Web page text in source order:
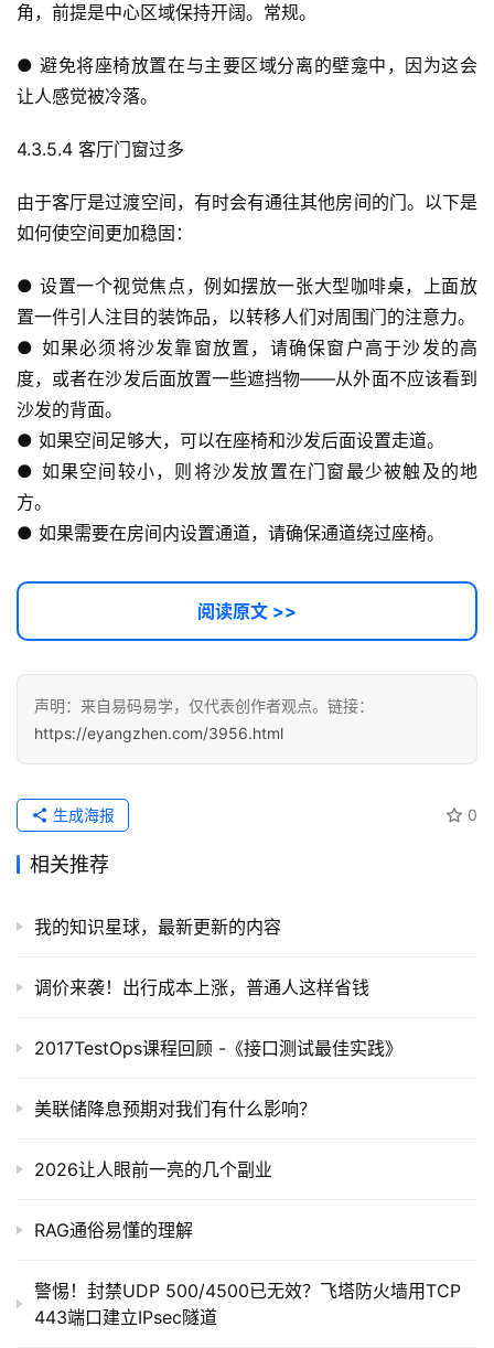
角，前提是中心区域保持开阔。常规。
● 避免将座椅放置在与主要区域分离的壁龛中，因为这会
让人感觉被冷落。
4.3.5.4 客厅门窗过多
由于客厅是过渡空间，有时会有通往其他房间的门。以下是
如何使空间更加稳固：
● 设置一个视觉焦点，例如摆放一张大型咖啡桌，上面放
置一件引人注目的装饰品，以转移人们对周围门的注意力。
● 如果必须将沙发靠窗放置，请确保窗户高于沙发的高
度，或者在沙发后面放置一些遮挡物——从外面不应该看到
沙发的背面。
● 如果空间足够大，可以在座椅和沙发后面设置走道。
● 如果空间较小，则将沙发放置在门窗最少被触及的地
方。
● 如果需要在房间内设置通道，请确保通道绕过座椅。
阅读原文 >>
声明：来自易码易学，仅代表创作者观点。链接：
https://eyangzhen.com/3956.html
0
生成海报
相关推荐
我的知识星球，最新更新的内容
调价来袭！出行成本上涨，普通人这样省钱
2017TestOps课程回顾 -《接口测试最佳实践》
美联储降息预期对我们有什么影响？
2026让人眼前一亮的几个副业
RAG通俗易懂的理解
警惕！封禁UDP 500/4500已无效？飞塔防火墙用TCP
443端口建立IPsec隧道